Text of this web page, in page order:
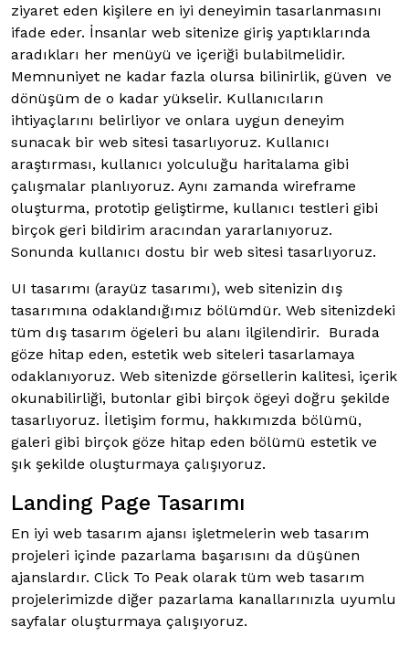
ziyaret eden kişilere en iyi deneyimin tasarlanmasını
ifade eder. İnsanlar web sitenize giriş yaptıklarında
aradıkları her menüyü ve içeriği bulabilmelidir.
Memnuniyet ne kadar fazla olursa bilinirlik, güven ve
dönüşüm de o kadar yükselir. Kullanıcıların
ihtiyaçlarını belirliyor ve onlara uygun deneyim
sunacak bir web sitesi tasarlıyoruz. Kullanıcı
araştırması, kullanıcı yolculuğu haritalama gibi
çalışmalar planlıyoruz. Aynı zamanda wireframe
oluşturma, prototip geliştirme, kullanıcı testleri gibi
birçok geri bildirim aracından yararlanıyoruz.
Sonunda kullanıcı dostu bir web sitesi tasarlıyoruz.
UI tasarımı (arayüz tasarımı), web sitenizin dış
tasarımına odaklandığımız bölümdür. Web sitenizdeki
tüm dış tasarım ögeleri bu alanı ilgilendirir. Burada
göze hitap eden, estetik web siteleri tasarlamaya
odaklanıyoruz. Web sitenizde görsellerin kalitesi, içerik
okunabilirliği, butonlar gibi birçok ögeyi doğru şekilde
tasarlıyoruz. İletişim formu, hakkımızda bölümü,
galeri gibi birçok göze hitap eden bölümü estetik ve
şık şekilde oluşturmaya çalışıyoruz.
Landing Page Tasarımı
En iyi web tasarım ajansı işletmelerin web tasarım
projeleri içinde pazarlama başarısını da düşünen
ajanslardır. Click To Peak olarak tüm web tasarım
projelerimizde diğer pazarlama kanallarınızla uyumlu
sayfalar oluşturmaya çalışıyoruz.